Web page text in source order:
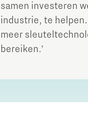
samen investeren
industrie, te
meer
bereiken.’